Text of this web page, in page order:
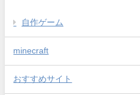
自作ゲーム
minecraft
おすすめサイト